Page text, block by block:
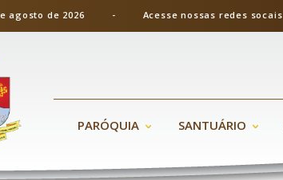
agosto de 2026 - Acesse nossas redes socais
PARÓQUIA SANTUÁRIO